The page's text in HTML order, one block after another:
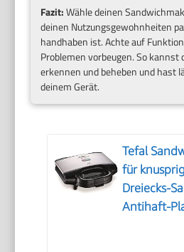
Fazit:Wähle deinen
deinen Nutzungsgewohnheiten
handhaben ist. Achte auf
Problemen vorbeugen. So kannst
erkennen und beheben und hast
deinem Gerät.
Tefal
für
Dreiecks-
Antihaft-